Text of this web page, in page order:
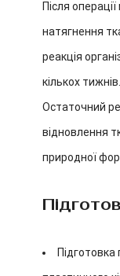
Після
натягнення
реакція
кількох тижнів.
Остаточний
відновлення
природної
Підготовка